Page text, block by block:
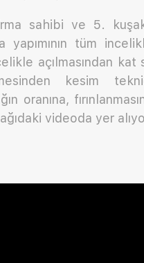
sahibi ve 5.
tüm
açılmasından kat
kesim
oranına,
videoda yer